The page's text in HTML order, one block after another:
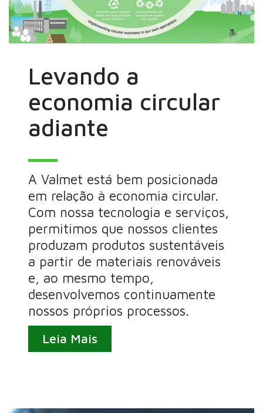
Levando a
economia circular
adiante
A Valmet está bem posicionada
em relação à economia circular.
Com nossa tecnologia e serviços,
permitimos que nossos clientes
produzam produtos sustentáveis
a partir de materiais renováveis
e, ao mesmo tempo,
desenvolvemos continuamente
nossos próprios processos.
Leia Mais